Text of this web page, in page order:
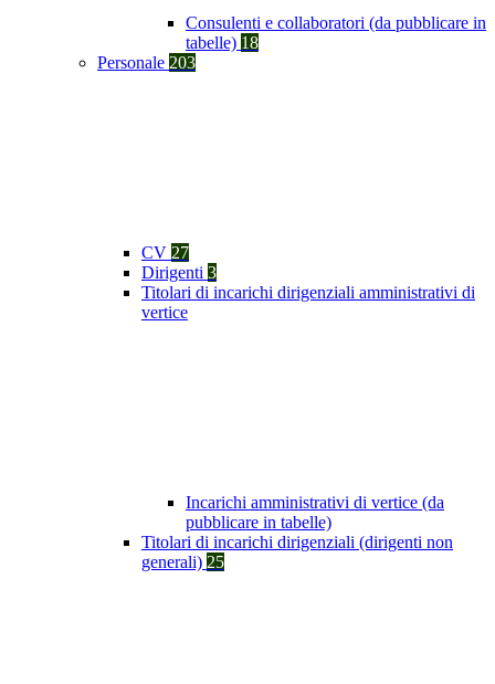
Consulenti e collaboratori (da pubblicare in
tabelle) 18
Personale 203
CV 27
Dirigenti 3
Titolari di incarichi dirigenziali amministrativi di
vertice
Incarichi amministrativi di vertice (da
pubblicare in tabelle)
Titolari di incarichi dirigenziali (dirigenti non
generali) 25